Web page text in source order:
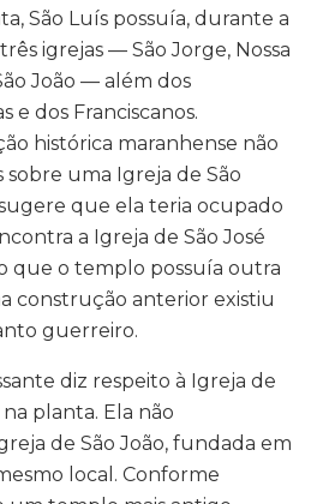
São Luís possuía, durante a
igrejas — São Jorge, Nossa
João — além dos
e dos Franciscanos.
histórica maranhense não
uma Igreja de São
que ela teria ocupado
a Igreja de São José
que o templo possuía outra
construção anterior existiu
guerreiro.
diz respeito à Igreja de
planta. Ela não
de São João, fundada em
local. Conforme